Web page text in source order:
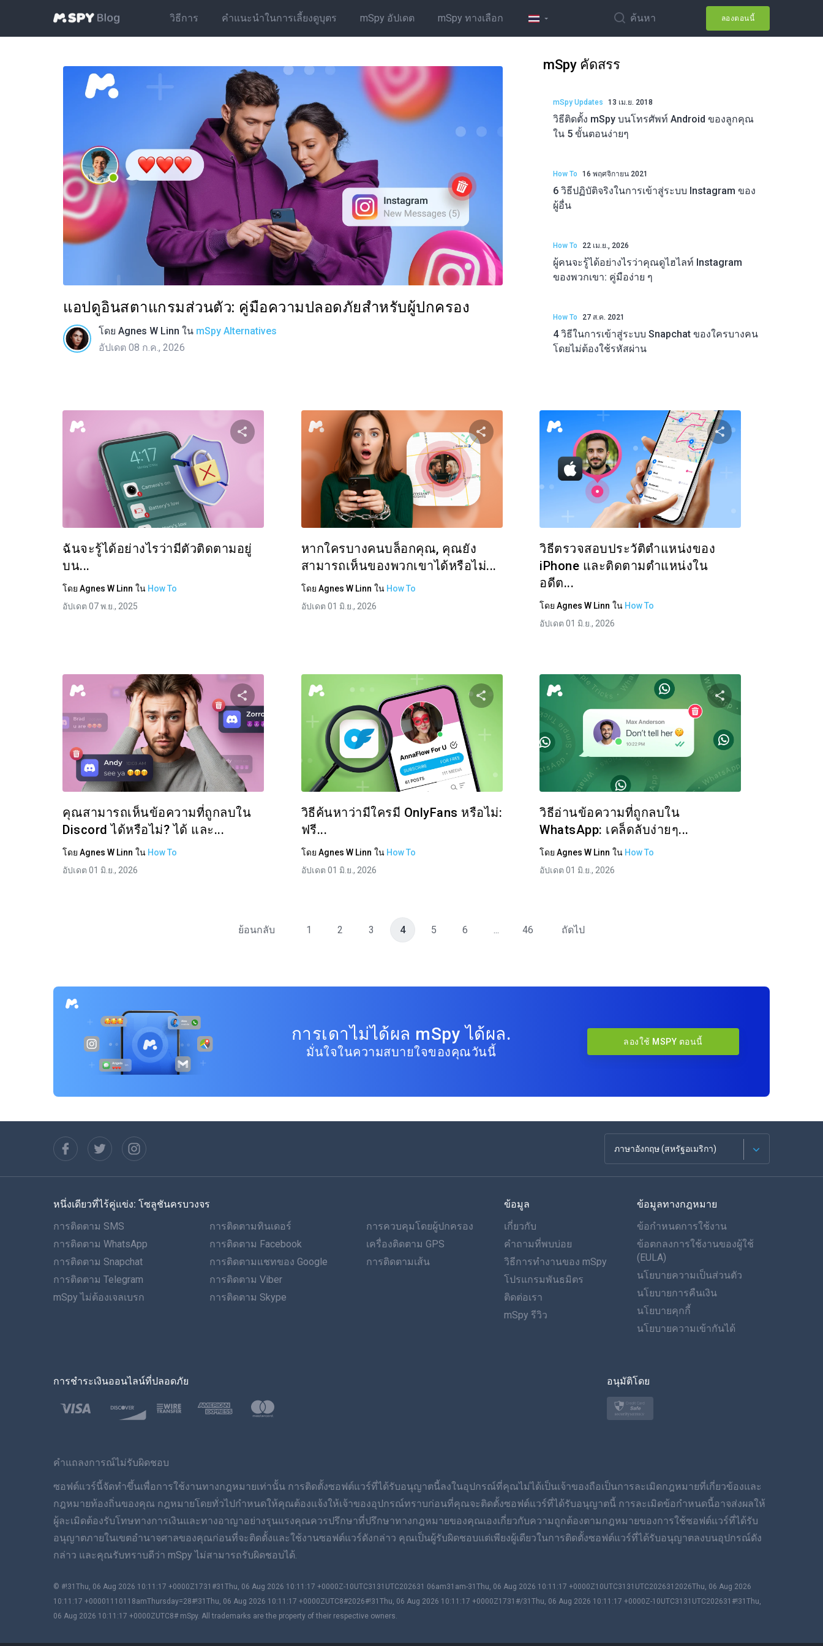
วิธีการ คำแนะนำในการเลี้ยงดูบุตร mSpy อัปเดต mSpy ทางเลือก ค้นหา ลองตอนนี้
แอปดูอินสตาแกรมส่วนตัว: คู่มือความปลอดภัยสำหรับผู้ปกครอง
โดย Agnes W Linn ใน mSpy Alternatives
อัปเดต 08 ก.ค., 2026
mSpy คัดสรร
mSpy Updates 13 เม.ย. 2018
วิธีติดตั้ง mSpy บนโทรศัพท์ Android ของลูกคุณ
ใน 5 ขั้นตอนง่ายๆ
How To 16 พฤศจิกายน 2021
6 วิธีปฏิบัติจริงในการเข้าสู่ระบบ Instagram ของ
ผู้อื่น
How To 22 เม.ย., 2026
ผู้คนจะรู้ได้อย่างไรว่าคุณดูไฮไลท์ Instagram
ของพวกเขา: คู่มือง่าย ๆ
How To 27 ส.ค. 2021
4 วิธีในการเข้าสู่ระบบ Snapchat ของใครบางคน
โดยไม่ต้องใช้รหัสผ่าน
แบ่งปันบทความนี้
คัดลอกลิงก์
ฉันจะรู้ได้อย่างไรว่ามีตัวติดตามอยู่
บน...
โดยAgnes W Linn ใน How To
อัปเดต 07 พ.ย., 2025
แบ่งปันบทความนี้
คัดลอกลิงก์
หากใครบางคนบล็อกคุณ, คุณยัง
สามารถเห็นของพวกเขาได้หรือไม่...
โดย Agnes W Linn ใน How To
อัปเดต 01 มิ.ย., 2026
วิธีตรวจสอบประวัติตำแหน่งของ
iPhone และติดตามตำแหน่งใน
อดีต...
โดยAgnes W Linn ใน How To
อัปเดต 01 มิ.ย., 2026
แบ่งปันบทความนี้
ทวิตเตอร์ คัดลอกลิงก์
คุณสามารถเห็นข้อความที่ถูกลบใน
Discord ได้หรือไม่? ได้ และ...
โดยAgnes W Linn ใน How To
อัปเดต 01 มิ.ย., 2026
แบ่งปันบทความนี้
ทวิตเตอร์ คัดลอกลิงก์
วิธีค้นหาว่ามีใครมี OnlyFans หรือไม่:
ฟรี...
โดย Agnes W Linn ใน How To
อัปเดต 01 มิ.ย., 2026
ทวิตเตอร์
วิธีอ่านข้อความที่ถูกลบใน
WhatsApp: เคล็ดลับง่ายๆ...
โดยAgnes W Linn ใน How To
อัปเดต 01 มิ.ย., 2026
ย้อนกลับ 1 2 3 4 5 6 ... 46 ถัดไป
การเดาไม่ได้ผล mSpy ได้ผล.
มั่นใจในความสบายใจของคุณวันนี้
ลองใช้ MSPY ตอนนี้
ภาษาอังกฤษ (สหรัฐอเมริกา)
ภาษาฝรั่งเศส
Español
ภาษาเยอรมัน
อิตาเลียน
العربية
ภาษาไทย
โปแลนด์
สวีเดน
ภาษาไทย
Dansk
หนึ่งเดียวที่ไร้คู่แข่ง: โซลูชันครบวงจร
การติดตาม SMS
การติดตาม WhatsApp
การติดตาม Snapchat
การติดตาม Telegram
mSpy ไม่ต้องเจลเบรก
การติดตามทินเดอร์
การติดตาม Facebook
การติดตามแชทของ Google
การติดตาม Viber
การติดตาม Skype
การควบคุมโดยผู้ปกครอง
เครื่องติดตาม GPS
การติดตามเส้น
ข้อมูล
เกี่ยวกับ
คำถามที่พบบ่อย
วิธีการทำงานของ mSpy
โปรแกรมพันธมิตร
ติดต่อเรา
mSpy รีวิว
ข้อมูลทางกฎหมาย
ข้อกำหนดการใช้งาน
ข้อตกลงการใช้งานของผู้ใช้
(EULA)
นโยบายความเป็นส่วนตัว
นโยบายการคืนเงิน
นโยบายคุกกี้
นโยบายความเข้ากันได้
การชำระเงินออนไลน์ที่ปลอดภัย อนุมัติโดย
คำแถลงการณ์ไม่รับผิดชอบ
ซอฟต์แวร์นี้จัดทำขึ้นเพื่อการใช้งานทางกฎหมายเท่านั้น การติดตั้งซอฟต์แวร์ที่ได้รับอนุญาตนี้ลงในอุปกรณ์ที่คุณไม่ได้เป็นเจ้าของถือเป็นการละเมิดกฎหมายที่เกี่ยวข้องและ
กฎหมายท้องถิ่นของคุณ กฎหมายโดยทั่วไปกำหนดให้คุณต้องแจ้งให้เจ้าของอุปกรณ์ทราบก่อนที่คุณจะติดตั้งซอฟต์แวร์ที่ได้รับอนุญาตนี้ การละเมิดข้อกำหนดนี้อาจส่งผลให้
ผู้ละเมิดต้องรับโทษทางการเงินและทางอาญาอย่างรุนแรงคุณควรปรึกษาที่ปรึกษาทางกฎหมายของคุณเองเกี่ยวกับความถูกต้องตามกฎหมายของการใช้ซอฟต์แวร์ที่ได้รับ
อนุญาตภายในเขตอำนาจศาลของคุณก่อนที่จะติดตั้งและใช้งานซอฟต์แวร์ดังกล่าว คุณเป็นผู้รับผิดชอบแต่เพียงผู้เดียวในการติดตั้งซอฟต์แวร์ที่ได้รับอนุญาตลงบนอุปกรณ์ดัง
กล่าว และคุณรับทราบดีว่า mSpy ไม่สามารถรับผิดชอบได้.
© #!31Thu, 06 Aug 2026 10:11:17 +0000Z1731#31Thu, 06 Aug 2026 10:11:17 +0000Z-10UTC3131UTC202631 06am31am-31Thu, 06 Aug 2026 10:11:17 +0000Z10UTC3131UTC2026312026Thu, 06 Aug 2026
10:11:17 +00001110118amThursday=28#!31Thu, 06 Aug 2026 10:11:17 +0000ZUTC8#2026#!31Thu, 06 Aug 2026 10:11:17 +0000Z1731#/31Thu, 06 Aug 2026 10:11:17 +0000Z-10UTC3131UTC202631#!31Thu,
06 Aug 2026 10:11:17 +0000ZUTC8# mSpy. All trademarks are the property of their respective owners.